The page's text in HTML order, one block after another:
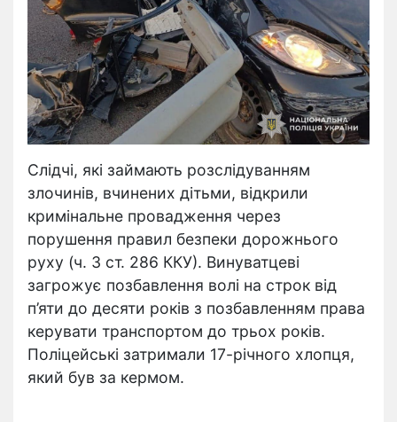
Слідчі, які займають розслідуванням
злочинів, вчинених дітьми, відкрили
кримінальне провадження через
порушення правил безпеки дорожнього
руху (ч. 3 ст. 286 ККУ). Винуватцеві
загрожує позбавлення волі на строк від
п’яти до десяти років з позбавленням права
керувати транспортом до трьох років.
Поліцейські затримали 17-річного хлопця,
який був за кермом.